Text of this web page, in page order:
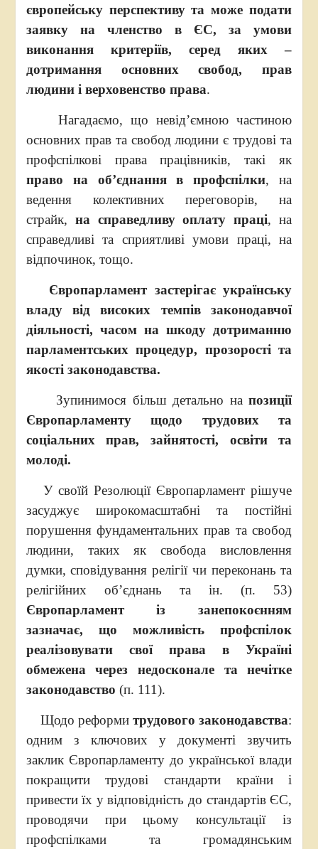
європейську перспективу та може подати
заявку на членство в ЄС, за умови
виконання критеріїв, серед яких –
дотримання основних свобод, прав
людини і верховенство права.
Нагадаємо, що невід’ємною частиною
основних прав та свобод людини є трудові та
профспілкові права працівників, такі як
право на об’єднання в профспілки, на
ведення колективних переговорів, на
страйк, на справедливу оплату праці, на
справедливі та сприятливі умови праці, на
відпочинок, тощо.
Європарламент застерігає українську
владу від високих темпів законодавчої
діяльності, часом на шкоду дотриманню
парламентських процедур, прозорості та
якості законодавства.
Зупинимося більш детально напозиції
Європарламенту щодо трудових та
соціальних прав, зайнятості, освіти та
молоді.
У своїй Резолюції Європарламент рішуче
засуджує широкомасштабні та постійні
порушення фундаментальних прав та свобод
людини, таких як свобода висловлення
думки, сповідування релігії чи переконань та
релігійних об’єднань та ін. (п. 53)
Європарламент із занепокоєнням
зазначає, що можливість профспілок
реалізовувати свої права в Україні
обмежена через недосконале та нечітке
законодавство (п. 111).
Щодо реформитрудового законодавства:
одним з ключових у документі звучить
заклик Європарламенту до української влади
покращити трудові стандарти країни і
привести їх у відповідність до стандартів ЄС,
проводячи при цьому консультації із
профспілками та громадянським